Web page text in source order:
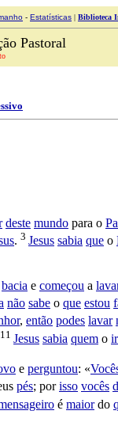
- Estatísticas | Biblioteca
Pastoral
deste mundo para o
. 3 Jesus sabia que o
bacia e começou a
não sabe o que estou
, então podes lavar
11 Jesus sabia quem o
e perguntou: «
pés; porisso vocês
é maiordo